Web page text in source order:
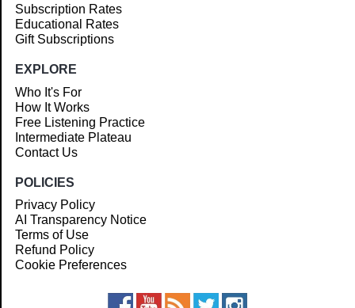
Subscription Rates
Educational Rates
Gift Subscriptions
EXPLORE
Who It's For
How It Works
Free Listening Practice
Intermediate Plateau
Contact Us
POLICIES
Privacy Policy
AI Transparency Notice
Terms of Use
Refund Policy
Cookie Preferences